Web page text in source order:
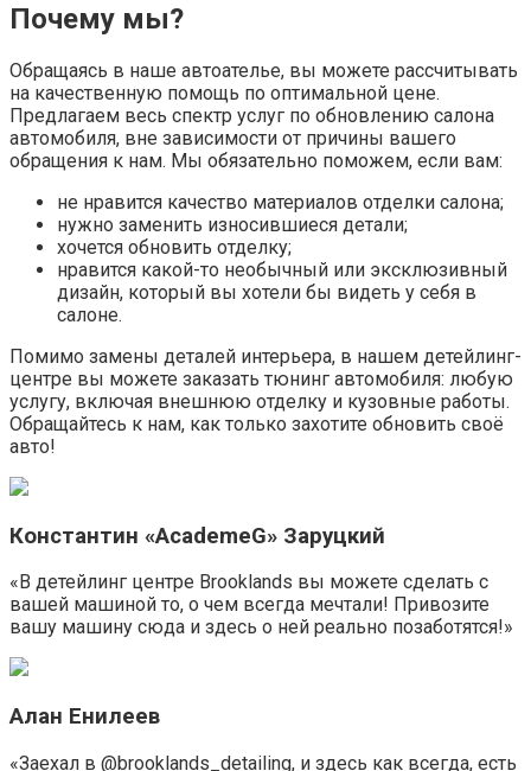
Почему мы?
Обращаясь в наше автоателье, вы можете рассчитывать
на качественную помощь по оптимальной цене.
Предлагаем весь спектр услуг по обновлению салона
автомобиля, вне зависимости от причины вашего
обращения к нам. Мы обязательно поможем, если вам:
не нравится качество материалов отделки салона;
нужно заменить износившиеся детали;
хочется обновить отделку;
нравится какой-то необычный или эксклюзивный
дизайн, который вы хотели бы видеть у себя в
салоне.
Помимо замены деталей интерьера, в нашем детейлинг-
центре вы можете заказать тюнинг автомобиля: любую
услугу, включая внешнюю отделку и кузовные работы.
Обращайтесь к нам, как только захотите обновить своё
авто!
Константин «AcademeG» Заруцкий
«В детейлинг центре Brooklands вы можете сделать с
вашей машиной то, о чем всегда мечтали! Привозите
вашу машину сюда и здесь о ней реально позаботятся!»
Алан Енилеев
«Заехал в @brooklands_detailing, и здесь как всегда, есть